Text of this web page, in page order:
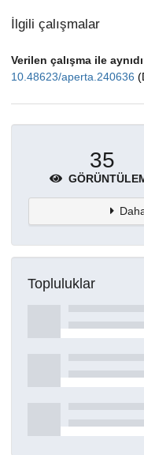
İlgili çalışmalar
Verilen çalışma ile
10.48623/aperta.240636
35
Topluluklar